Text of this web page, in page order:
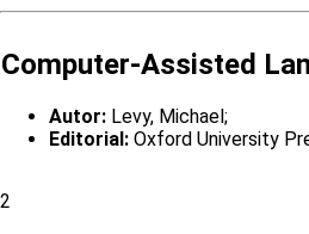
Computer-Assisted
Autor: Levy, Michael;
Editorial: Oxford University
2